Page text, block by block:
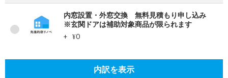
内窓設置・外窓交換 無料見積もり申し込み
※玄関ドアは補助対象商品が限られます
+ ¥0
内訳を表示